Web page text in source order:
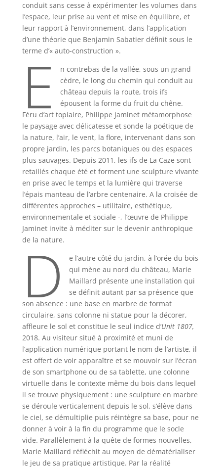
conduit sans cesse à expérimenter les volumes dans
l’espace, leur prise au vent et mise en équilibre, et
leur rapport à l’environnement, dans l’application
d’une théorie que Benjamin Sabatier définit sous le
terme d’« auto-construction ».
E
n contrebas de la vallée, sous un grand
cèdre, le long du chemin qui conduit au
château depuis la route, trois ifs
épousent la forme du fruit du chêne.
Féru d’art topiaire, Philippe Jaminet métamorphose
le paysage avec délicatesse et sonde la poétique de
la nature, l’air, le vent, la flore, intervenant dans son
propre jardin, les parcs botaniques ou des espaces
plus sauvages. Depuis 2011, les ifs de La Caze sont
retaillés chaque été et forment une sculpture vivante
en prise avec le temps et la lumière qui traverse
l’épais manteau de l’arbre centenaire. A la croisée de
différentes approches – utilitaire, esthétique,
environnementale et sociale -, l’œuvre de Philippe
Jaminet invite à méditer sur le devenir anthropique
de la nature.
D
e l’autre côté du jardin, à l’orée du bois
qui mène au nord du château, Marie
Maillard présente une installation qui
se définit autant par sa présence que
son absence : une base en marbre de format
circulaire, sans colonne ni statue pour la décorer,
affleure le sol et constitue le seul indice d’Unit 1807,
2018. Au visiteur situé à proximité et muni de
l’application numérique portant le nom de l’artiste, il
est offert de voir apparaître et se mouvoir sur l’écran
de son smartphone ou de sa tablette, une colonne
virtuelle dans le contexte même du bois dans lequel
il se trouve physiquement : une sculpture en marbre
se déroule verticalement depuis le sol, s’élève dans
le ciel, se démultiplie puis réintègre sa base, pour ne
donner à voir à la fin du programme que le socle
vide. Parallèlement à la quête de formes nouvelles,
Marie Maillard réfléchit au moyen de dématérialiser
le jeu de sa pratique artistique. Par la réalité